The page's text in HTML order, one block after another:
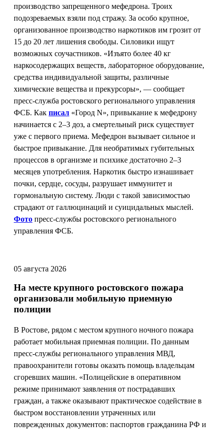
производство запрещенного мефедрона. Троих
подозреваемых взяли под стражу. За особо крупное,
организованное производство наркотиков им грозит от
15 до 20 лет лишения свободы. Силовики ищут
возможных соучастников. «Изъято более 40 кг
наркосодержащих веществ, лабораторное оборудование,
средства индивидуальной защиты, различные
химические вещества и прекурсоры», — сообщает
пресс-служба ростовского регионального управления
ФСБ. Как писал «Город N», привыкание к мефедрону
начинается с 2–3 доз, а смертельный риск существует
уже с первого приема. Мефедрон вызывает сильное и
быстрое привыкание. Для необратимых губительных
процессов в организме и психике достаточно 2–3
месяцев употребления. Наркотик быстро изнашивает
почки, сердце, сосуды, разрушает иммунитет и
гормональную систему. Люди с такой зависимостью
страдают от галлюцинаций и суицидальных мыслей.
Фото пресс-службы ростовского регионального
управления ФСБ.
05 августа 2026
На месте крупного ростовского пожара
организовали мобильную приемную
полиции
В Ростове, рядом с местом крупного ночного пожара
работает мобильная приемная полиции. По данным
пресс-службы регионального управления МВД,
правоохранители готовы оказать помощь владельцам
сгоревших машин. «Полицейские в оперативном
режиме принимают заявления от пострадавших
граждан, а также оказывают практическое содействие в
быстром восстановлении утраченных или
поврежденных документов: паспортов гражданина РФ и